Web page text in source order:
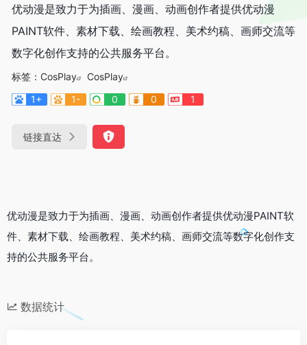
优动漫是致⼒于为插画、漫画、动画创作者提供优动漫
PAINT软件、素材下载、绘画教程、美术约稿、画师交流等
数字化创作⽀持的公共服务平台。
标签： CosPlay
CosPlay
1+
1- 0 0 1
链接直达
优动漫是致⼒于为插画、漫画、动画创作者提供优动漫PAINT软
件、素材下载、绘画教程、美术约稿、画师交流等数字化创作⽀
持的公共服务平台。
数据统计